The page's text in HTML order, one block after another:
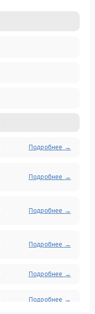
Подробнее →
Подробнее →
Подробнее →
Подробнее →
Подробнее →
Подробнее →